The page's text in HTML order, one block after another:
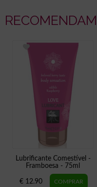
Lubrificante Comestível -
Framboesa - 75ml
€ 12.90